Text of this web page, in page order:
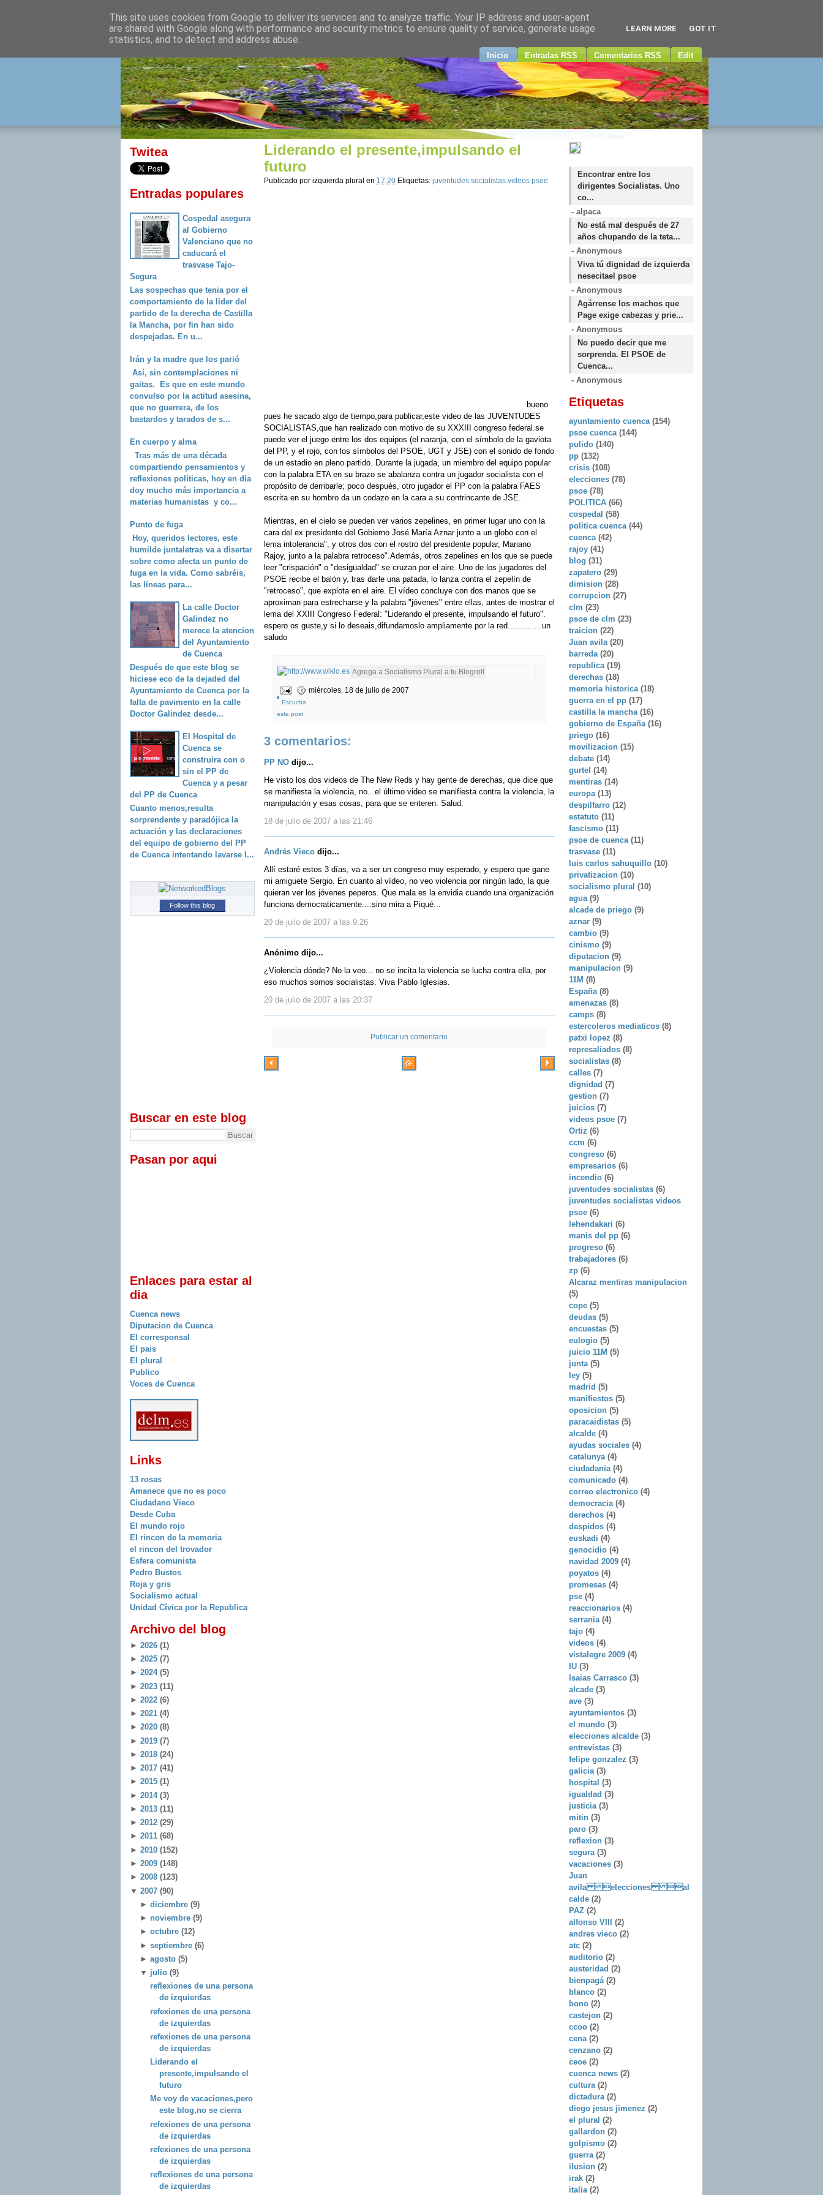
izquierda plural
Inicio Entradas RSS Comentarios RSS Edit
Twitea
Entradas populares
Cospedal asegura
al Gobierno
Valenciano que no
caducará el
trasvase Tajo-
Segura
Las sospechas que tenia por el
comportamiento de la líder del
partido de la derecha de Castilla
la Mancha, por fin han sido
despejadas. En u...
Irán y la madre que los parió
Así, sin contemplaciones ni
gaitas. Es que en este mundo
convulso por la actitud asesina,
que no guerrera, de los
bastardos y tarados de s...
En cuerpo y alma
Tras más de una década
compartiendo pensamientos y
reflexiones políticas, hoy en día
doy mucho más importancia a
materias humanistas y co...
Punto de fuga
Hoy, queridos lectores, este
humilde juntaletras va a disertar
sobre como afecta un punto de
fuga en la vida. Como sabréis,
las líneas para...
La calle Doctor
Galindez no
merece la atencion
del Ayuntamiento
de Cuenca
Después de que este blog se
hiciese eco de la dejaded del
Ayuntamiento de Cuenca por la
falta de pavimento en la calle
Doctor Galindez desde...
El Hospital de
Cuenca se
construira con o
sin el PP de
Cuenca y a pesar
del PP de Cuenca
Cuanto menos,resulta
sorprendente y paradójica la
actuación y las declaraciones
del equipo de gobierno del PP
de Cuenca intentando lavarse l...
Follow this blog
Buscar en este blog
Pasan por aqui
Enlaces para estar al
dia
Cuenca news
Diputacion de Cuenca
El corresponsal
El pais
El plural
Publico
Voces de Cuenca
Links
13 rosas
Amanece que no es poco
Ciudadano Vieco
Desde Cuba
El mundo rojo
El rincon de la memoria
el rincon del trovador
Esfera comunista
Pedro Bustos
Roja y gris
Socialismo actual
Unidad Cívica por la Republica
Archivo del blog
► 2026 (1)
► 2025 (7)
► 2024 (5)
► 2023 (11)
► 2022 (6)
► 2021 (4)
► 2020 (8)
► 2019 (7)
► 2018 (24)
► 2017 (41)
► 2015 (1)
► 2014 (3)
► 2013 (11)
► 2012 (29)
► 2011 (68)
► 2010 (152)
► 2009 (148)
► 2008 (123)
▼ 2007 (90)
► diciembre (9)
► noviembre (9)
► octubre (12)
► septiembre (6)
► agosto (5)
▼ julio (9)
reflexiones de una persona
de izquierdas
refexiones de una persona
de izquierdas
refexiones de una persona
de izquierdas
Liderando el
presente,impulsando el
futuro
Me voy de vacaciones,pero
este blog,no se cierra
refexiones de una persona
de izquierdas
refexiones de una persona
de izquierdas
reflexiones de una persona
de izquierdas
Liderando el presente,impulsando el
futuro
Publicado por izquierda plural en 17:20 Etiquetas: juventudes socialistas videos psoe
bueno
pues he sacado algo de tiempo,para publicar,este video de las JUVENTUDES
SOCIALISTAS,que han realizado con motivo de su XXXIII congreso federal.se
puede ver el juego entre los dos equipos (el naranja, con el símbolo de la gaviota
del PP, y el rojo, con los símbolos del PSOE, UGT y JSE) con el sonido de fondo
de un estadio en pleno partido. Durante la jugada, un miembro del equipo popular
con la palabra ETA en su brazo se abalanza contra un jugador socialista con el
propósito de derribarle; poco después, otro jugador el PP con la palabra FAES
escrita en su hombro da un codazo en la cara a su contrincante de JSE.
Mientras, en el cielo se pueden ver varios zepelines, en primer lugar uno con la
cara del ex presidente del Gobierno José María Aznar junto a un globo con el
lema intolerancia", y otros dos con el rostro del presidente popular, Mariano
Rajoy, junto a la palabra retroceso".Además, otros zepelines en los que se puede
leer "crispación" o "desigualdad" se cruzan por el aire. Uno de los jugadores del
PSOE recibe el balón y, tras darle una patada, lo lanza contra el zepelín de
"retroceso", que explota en el aire. El vídeo concluye con dos manos que se
aproximan para estrecharse y la palabra "jóvenes" entre ellas, antes de mostrar el
lema del XXIII Congreso Federal: "Liderando el presente, impulsando el futuro".
espero os guste,y si lo deseais,difundamoslo ampliamente por la red..............un
saludo
miércoles, 18 de julio de 2007
Escucha
este post
3 comentarios:
PP NOdijo...
He visto los dos videos de The New Reds y hay gente de derechas, que dice que
se manifiesta la violencia, no.. el último video se manifiesta contra la violencia, la
manipulación y esas cosas, para que se enteren. Salud.
18 de julio de 2007 a las 21:46
Andrés Viecodijo...
Allí estaré estos 3 días, va a ser un congreso muy esperado, y espero que gane
mi amiguete Sergio. En cuanto al vídeo, no veo violencia por ningún lado, la que
quieran ver los jóvenes peperos. Que mala es la envidia cuando una organización
funciona democraticamente....sino mira a Piqué...
20 de julio de 2007 a las 9:26
Anónimo dijo...
¿Violencia dónde? No la veo... no se incita la violencia se lucha contra ella, por
eso muchos somos socialistas. Viva Pablo Iglesias.
20 de julio de 2007 a las 20:37
Publicar un comentario
Encontrar entre los
dirigentes Socialistas. Uno
co...
- alpaca
No está mal después de 27
años chupando de la teta...
- Anonymous
Viva tú dignidad de izquierda
nesecitael psoe
- Anonymous
Agárrense los machos que
Page exige cabezas y prie...
- Anonymous
No puedo decir que me
sorprenda. El PSOE de
Cuenca...
- Anonymous
Etiquetas
ayuntamiento cuenca (154)
psoe cuenca (144)
pulido (140)
pp (132)
crisis (108)
elecciones (78)
psoe (78)
POLITICA (66)
cospedal (58)
politica cuenca (44)
cuenca (42)
rajoy (41)
blog (31)
zapatero (29)
dimision (28)
corrupcion (27)
clm (23)
psoe de clm (23)
traicion (22)
Juan avila (20)
barreda (20)
republica (19)
derechas (18)
memoria historica (18)
guerra en el pp (17)
castilla la mancha (16)
gobierno de España (16)
priego (16)
movilizacion (15)
debate (14)
gurtel (14)
mentiras (14)
europa (13)
despilfarro (12)
estatuto (11)
fascismo (11)
psoe de cuenca (11)
trasvase (11)
luis carlos sahuquillo (10)
privatizacion (10)
socialismo plural (10)
agua (9)
alcade de priego (9)
aznar (9)
cambio (9)
cinismo (9)
diputacion (9)
manipulacion (9)
11M (8)
España (8)
amenazas (8)
camps (8)
estercoleros mediaticos (8)
patxi lopez (8)
represaliados (8)
socialistas (8)
calles (7)
dignidad (7)
gestion (7)
juicios (7)
videos psoe (7)
Ortiz (6)
ccm (6)
congreso (6)
empresarios (6)
incendio (6)
juventudes socialistas (6)
juventudes socialistas videos
psoe (6)
lehendakari (6)
manis del pp (6)
progreso (6)
trabajadores (6)
zp (6)
Alcaraz mentiras manipulacion
(5)
cope (5)
deudas (5)
encuestas (5)
eulogio (5)
juicio 11M (5)
junta (5)
ley (5)
madrid (5)
manifiestos (5)
oposicion (5)
paracaidistas (5)
alcalde (4)
ayudas sociales (4)
catalunya (4)
ciudadania (4)
comunicado (4)
correo electronico (4)
democracia (4)
derechos (4)
despidos (4)
euskadi (4)
genocidio (4)
navidad 2009 (4)
poyatos (4)
promesas (4)
pse (4)
reaccionarios (4)
serrania (4)
tajo (4)
videos (4)
vistalegre 2009 (4)
IU (3)
Isaias Carrasco (3)
alcade (3)
ave (3)
ayuntamientos (3)
el mundo (3)
elecciones alcalde (3)
entrevistas (3)
felipe gonzalez (3)
galicia (3)
hospital (3)
igualdad (3)
justicia (3)
mitin (3)
paro (3)
reflexion (3)
segura (3)
vacaciones (3)
Juan
avila elecciones al
calde (2)
PAZ (2)
alfonso VIII (2)
andres vieco (2)
atc (2)
auditorio (2)
austeridad (2)
bienpagá (2)
blanco (2)
bono (2)
castejon (2)
ccoo (2)
cena (2)
cenzano (2)
ceoe (2)
cuenca news (2)
cultura (2)
dictadura (2)
diego jesus jimenez (2)
el plural (2)
gallardon (2)
golpismo (2)
guerra (2)
ilusion (2)
irak (2)
italia (2)
This site uses cookies from Google to deliver its services and to analyze traffic. Your IP address and user-agent
are shared with Google along with performance and security metrics to ensure quality of service, generate usage
statistics, and to detect and address abuse.
LEARN MORE GOT IT